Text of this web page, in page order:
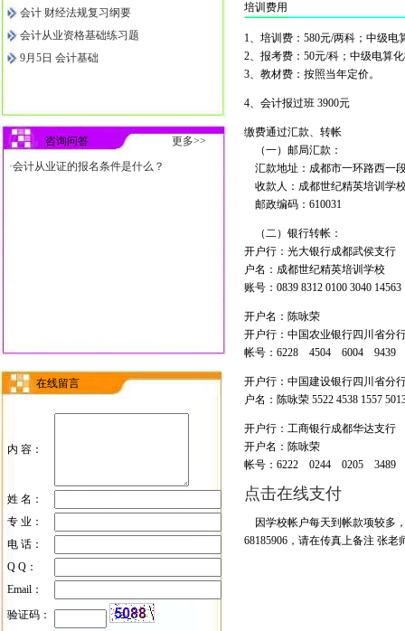
会计 财经法规复习纲要
会计从业资格基础练习题
9月5日 会计基础
咨询问答
更多>>
·会计从业证的报名条件是什么？
在线留言
内 容：
姓 名：
专 业：
电 话：
Q Q：
Email：
验证码：
培训费用
1、培训费：580元/两科；中级电
2、报考费：50元/科；中级电算
3、教材费：按照当年定价。
4、会计报过班 3900元
缴费通过汇款、转帐
（一）邮局汇款：
汇款地址：成都市一环路西一
收款人：成都世纪精英培训学
邮政编码：610031
（二）银行转帐：
开户行：光大银行成都武侯支行
户名：成都世纪精英培训学校
账号：0839 8312 0100 3040 14563
开户名：陈咏荣
开户行：中国农业银行四川省分
帐号：6228 4504 6004 9439
开户行：中国建设银行四川省分
户名：陈咏荣 5522 4538 1557
开户行：工商银行成都华达支
开户名：陈咏荣
帐号：6222 0244 0205 3489
点击在线支付
因学校帐户每天到帐款项较多
68185906，请在传真上备注 张老